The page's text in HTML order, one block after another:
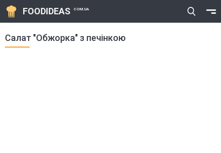
FOODIDEAS COM.UA
Салат "Обжорка" з печінкою